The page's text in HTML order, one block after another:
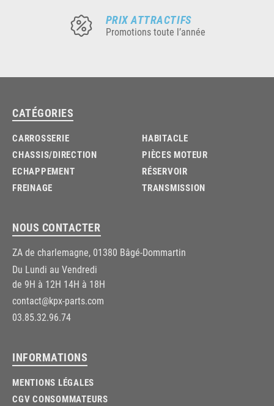
PRIX ATTRACTIFS
Promotions toute l’année
CATÉGORIES
CARROSSERIE
CHASSIS/DIRECTION
ECHAPPEMENT
FREINAGE
HABITACLE
PIÈCES MOTEUR
RÉSERVOIR
TRANSMISSION
NOUS CONTACTER
ZA de charlemagne, 01380 Bâgé-Dommartin
Du Lundi au Vendredi
de 9H à 12H 14H à 18H
contact@kpx-parts.com
03.85.32.96.74
INFORMATIONS
MENTIONS LÉGALES
CGV CONSOMMATEURS